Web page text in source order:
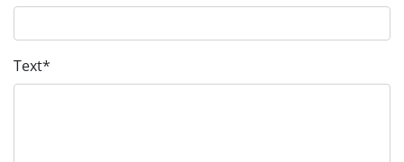
Text*